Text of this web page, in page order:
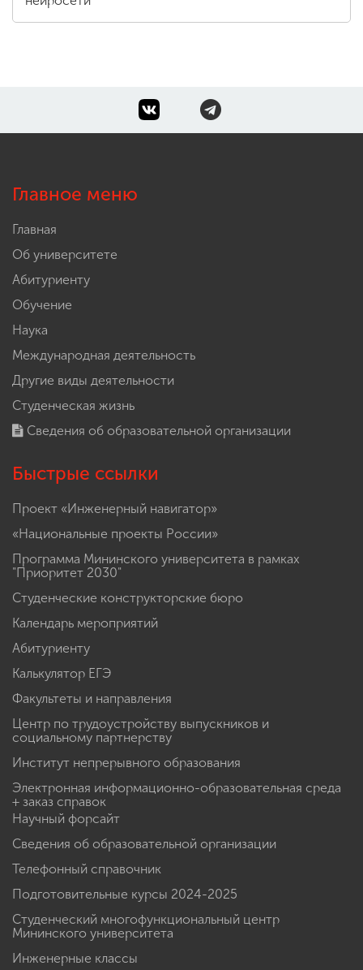
Главное меню
Главная
Об университете
Абитуриенту
Обучение
Наука
Международная деятельность
Другие виды деятельности
Студенческая жизнь
Сведения об образовательной организации
Быстрые ссылки
Проект «Инженерный навигатор»
«Национальные проекты России»
Программа Мининского университета в рамках
"Приоритет 2030"
Студенческие конструкторские бюро
Календарь мероприятий
Абитуриенту
Калькулятор ЕГЭ
Факультеты и направления
Центр по трудоустройству выпускников и
социальному партнерству
Институт непрерывного образования
Электронная информационно-образовательная среда
+ заказ справок
Научный форсайт
Сведения об образовательной организации
Телефонный справочник
Подготовительные курсы 2024-2025
Студенческий многофункциональный центр
Мининского университета
Инженерные классы